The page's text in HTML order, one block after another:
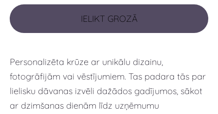
IELIKT GROZĀ
Personalizēta krūze ar unikālu dizainu,
fotogrāfijām vai vēstījumiem. Tas padara tās par
lielisku dāvanas izvēli dažādos gadījumos, sākot
ar dzimšanas dienām līdz uzņēmumu